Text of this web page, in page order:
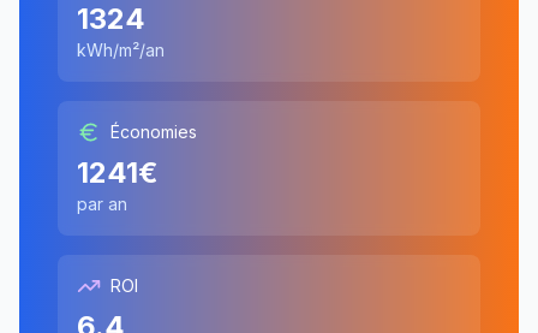
1324
kWh/m²/an
Économies
1241€
par an
ROI